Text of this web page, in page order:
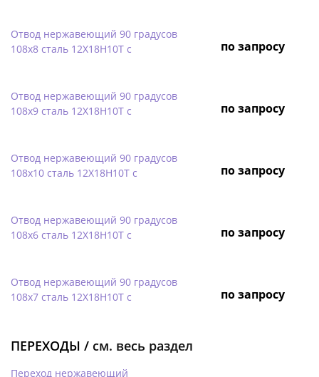
Отвод нержавеющий 90 градусов
108х8 сталь 12Х18Н10Т с
по запросу
Отвод нержавеющий 90 градусов
108х9 сталь 12Х18Н10Т с
по запросу
Отвод нержавеющий 90 градусов
108х10 сталь 12Х18Н10Т с
по запросу
Отвод нержавеющий 90 градусов
108х6 сталь 12Х18Н10Т с
по запросу
Отвод нержавеющий 90 градусов
108х7 сталь 12Х18Н10Т с
по запросу
ПЕРЕХОДЫ / см. весь раздел
Переход нержавеющий